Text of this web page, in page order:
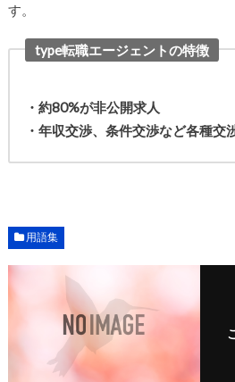
す。
type転職エージェントの特徴
・約80%が非公開求人
・年収交渉、条件交渉など各種交
用語集